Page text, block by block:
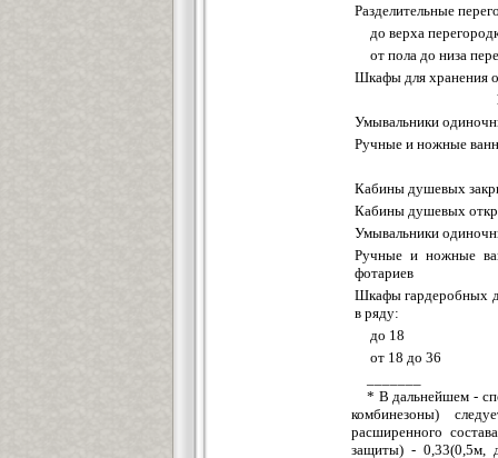
Разделительные
до верха
от пола до низа
Шкафы для хранения
Умывальники
Ручные и ножные
Кабины душевых
Кабины душевых
Умывальники
Ручные и ножные
фотариев
Шкафы гардеробных
в ряду:
до 18
от 18 до 36
* В дальнейшем -
комбинезоны)
расширенного
защиты) - 0,33(0,5м,